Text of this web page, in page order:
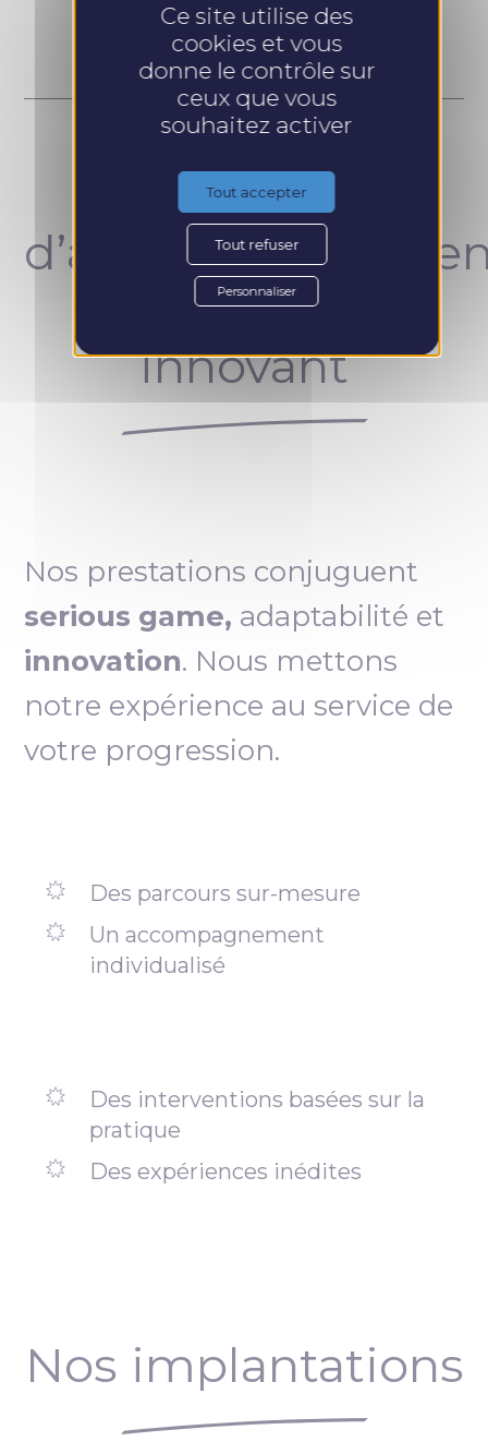
Un concept
unique et
innovant
Nos prestations conjuguent
serious game, adaptabilité et
innovation. Nous mettons
notre expérience au service de
votre progression.
Des parcours sur-mesure
Un accompagnement
individualisé
Des interventions basées sur la
pratique
Des expériences inédites
Nos implantations
Ce site utilise des
cookies et vous
donne le contrôle sur
ceux que vous
souhaitez activer
Tout accepter
Tout refuser
Personnaliser